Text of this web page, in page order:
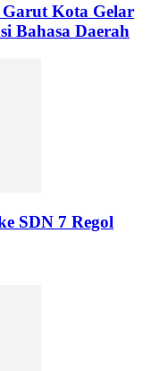
Kota Gelar
Bahasa Daerah
SDN 7 Regol